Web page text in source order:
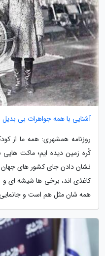
آشنایی با همه جواهرات بی بدیل
روزنامه همشهری: همه ما از
کُره زمین دیده ایم؛ ماکت
نشان دادن جای کشور های
کاغذی اند، برخی ها شیشه ای و
همه شان مثل هم است و جانمایی